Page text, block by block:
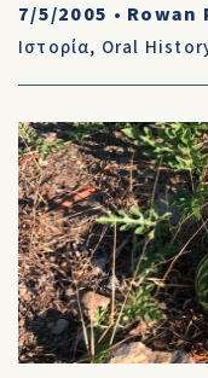
7/5/2005 • Rowan
Ιστορία, Oral